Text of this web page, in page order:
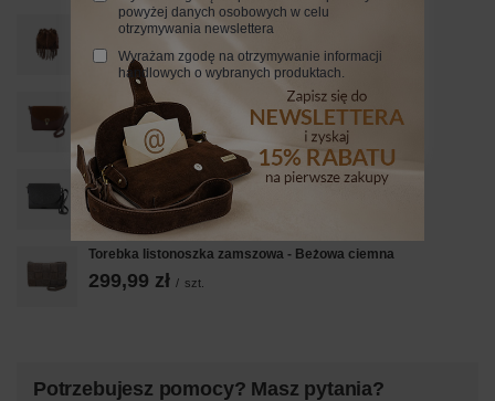
Torebka skórzana boho style - Brązowa
279,99 zł / szt.
Torebka Barberinis ze złotym zapięciem - Brązowa
229,99 zł / szt.
Torebka listonoszka damska - Szara ciemna
259,99 zł / szt.
Torebka listonoszka zamszowa - Beżowa ciemna
299,99 zł / szt.
Potrzebujesz pomocy? Masz pytania?
powyżej danych osobowych w celu
otrzymywania newslettera
Wyrażam zgodę na otrzymywanie informacji
handlowych o wybranych produktach.